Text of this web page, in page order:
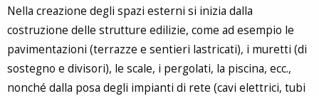
Nella creazione degli spazi esterni si inizia dalla
costruzione delle strutture edilizie, come ad esempio le
pavimentazioni (terrazze e sentieri lastricati), i muretti (di
sostegno e divisori), le scale, i pergolati, la piscina, ecc.,
nonché dalla posa degli impianti di rete (cavi elettrici, tubi